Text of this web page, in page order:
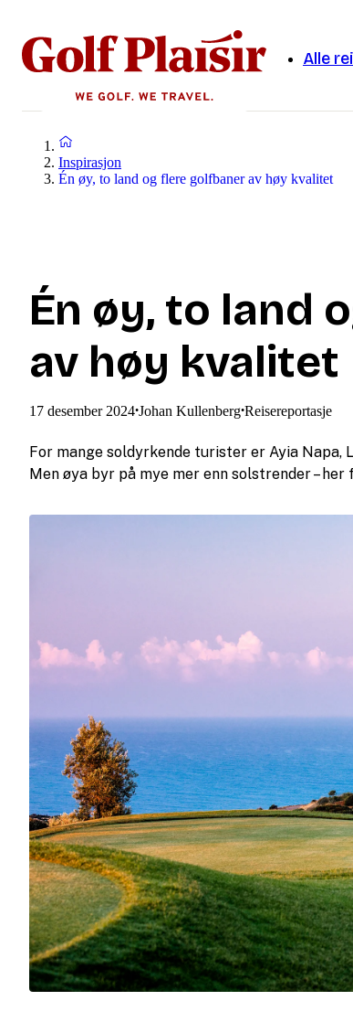
Alle
Inspirasjon
Én øy, to land og flere golfbaner av høy kvalitet
Én øy, to land
av høy kvalitet
17 desember 2024•Johan Kullenberg•Reisereportasje
For mange soldyrkende turister er Ayia Napa,
Men øya byr på mye mer enn solstrender –